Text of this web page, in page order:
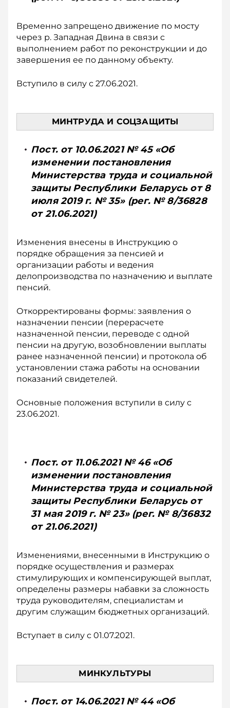
Временно запрещено движение по мосту
через р. Западная Двина в связи с
выполнением работ по реконструкции и до
завершения ее по данному объекту.
Вступило в силу с 27.06.2021.
МИНТРУДА И СОЦЗАЩИТЫ
Пост. от 10.06.2021 № 45 «Об
изменении постановления
Министерства труда и социальной
защиты Республики Беларусь от 8
июля 2019 г. № 35» (рег. № 8/36828
от 21.06.2021)
Изменения внесены в Инструкцию о
порядке обращения за пенсией и
организации работы и ведения
делопроизводства по назначению и выплате
пенсий.
Откорректированы формы: заявления о
назначении пенсии (перерасчете
назначенной пенсии, переводе с одной
пенсии на другую, возобновлении выплаты
ранее назначенной пенсии) и протокола об
установлении стажа работы на основании
показаний свидетелей.
Основные положения вступили в силу с
23.06.2021.
Пост. от 11.06.2021 № 46 «Об
изменении постановления
Министерства труда и социальной
защиты Республики Беларусь от
31 мая 2019 г. № 23» (рег. № 8/36832
от 21.06.2021)
Изменениями, внесенными в Инструкцию о
порядке осуществления и размерах
стимулирующих и компенсирующей выплат,
определены размеры набавки за сложность
труда руководителям, специалистам и
другим служащим бюджетных организаций.
Вступает в силу с 01.07.2021.
МИНКУЛЬТУРЫ
Пост. от 14.06.2021 № 44 «Об